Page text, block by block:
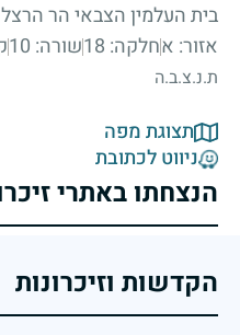
בית העלמין הצבאי הר הרצל
אזור: אחלקה: 18 שורה: 10
ת.נ.צ.ב.ה
תצוגת מפה
ניווט לכתובת
הנצחתו באתרי
הקדשות וזיכרונות